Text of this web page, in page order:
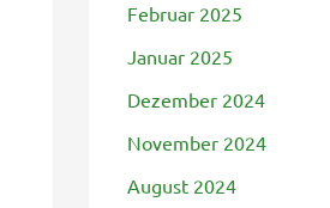
Februar 2025
Januar 2025
Dezember 2024
November 2024
August 2024